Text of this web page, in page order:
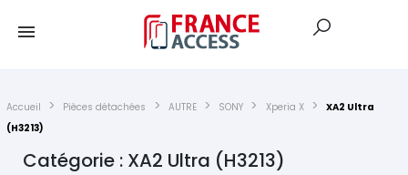
Accueil Pièces détachées AUTRE SONY Xperia X
XA2 Ultra
(H3213)
Catégorie : XA2 Ultra (H3213)